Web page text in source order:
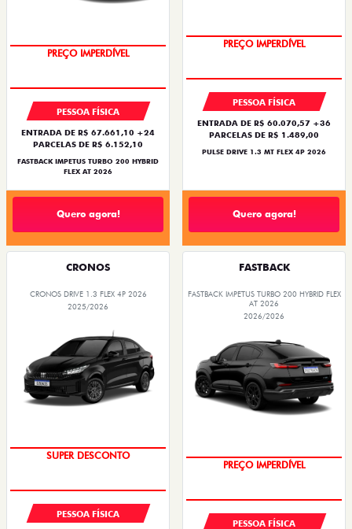
PREÇO IMPERDÍVEL
PESSOA FÍSICA
ENTRADA DE R$ 67.661,10 +24
PARCELAS DE R$ 6.152,10
FASTBACK IMPETUS TURBO 200 HYBRID
FLEX AT 2026
Quero agora!
PREÇO IMPERDÍVEL
PESSOA FÍSICA
ENTRADA DE R$ 60.070,57 +36
PARCELAS DE R$ 1.489,00
PULSE DRIVE 1.3 MT FLEX 4P 2026
Quero agora!
CRONOS
CRONOS DRIVE 1.3 FLEX 4P 2026
2025/2026
SUPER DESCONTO
PESSOA FÍSICA
FASTBACK
FASTBACK IMPETUS TURBO 200 HYBRID FLEX
AT 2026
2026/2026
PREÇO IMPERDÍVEL
PESSOA FÍSICA